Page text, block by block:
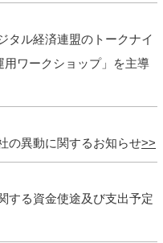
タル経済連盟のトークナイ
ワークショップ」を主導
の異動に関するお知らせ
する資金使途及び支出予定